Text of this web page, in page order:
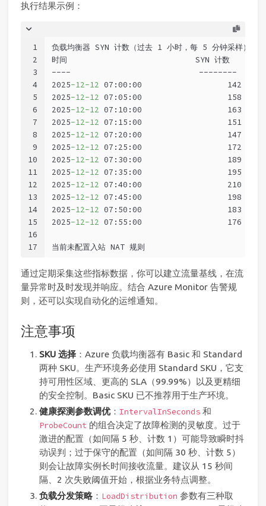
执行结果示例：
1
2
3
4
5
6
7
8
9
10
11
12
13
14
15
16
17
负载均衡器 SYN 计数（过去 1 小时，每 5 分钟采样）:
时间                           SYN 计数
----                           --------
2025-12-12 07:00:00                  142
2025-12-12 07:05:00                  158
2025-12-12 07:10:00                  163
2025-12-12 07:15:00                  151
2025-12-12 07:20:00                  147
2025-12-12 07:25:00                  172
2025-12-12 07:30:00                  189
2025-12-12 07:35:00                  195
2025-12-12 07:40:00                  210
2025-12-12 07:45:00                  198
2025-12-12 07:50:00                  183
2025-12-12 07:55:00                  176
当前未配置入站 NAT 规则
通过定期采集这些指标数据，你可以建立流量基线，在流
量异常时及时发现并响应。结合 Azure Monitor 告警规
则，还可以实现自动化的运维通知。
注意事项
SKU 选择：Azure 负载均衡器有 Basic 和 Standard
两种 SKU。生产环境务必使用 Standard SKU，它支
持可用性区域、更高的 SLA（99.99%）以及更精细
的安全控制。Basic SKU 已不推荐用于生产环境。
健康探测参数调优： IntervalInSeconds和
ProbeCount的组合决定了故障检测的灵敏度。过于
激进的配置（如间隔 5 秒、计数 1）可能导致瞬时抖
动误判；过于保守的配置（如间隔 30 秒、计数 5）
则会让故障实例长时间接收流量。建议从 15 秒间
隔、2 次失败阈值开始，根据业务特点调整。
负载分发策略： LoadDistribution 参数有三种取